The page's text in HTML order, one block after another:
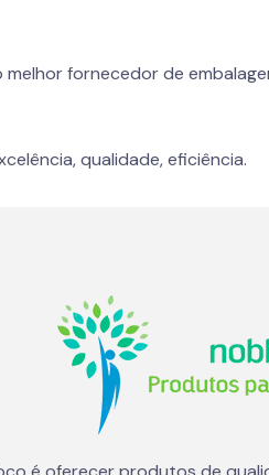
melhor fornecedor de
qualidade, eficiência.